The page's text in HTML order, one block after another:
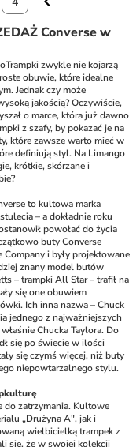
Converse w
Trampki zwykle nie kojarzą
obuwie, które idealne
Jednak czy może
jakością? Oczywiście,
o marce, która już dawno
z szafy, by pokazać je na
które zawsze warto mieć w
definiują styl. Na Limango
krótkie, skórzane i
to kultowa marka
– a dokładnie roku
powołać do życia
buty Converse
Company i były projektowane
znany model butów
– trampki All Star – trafił na
się one obuwiem
Ich inna nazwa – Chuck
jednego z najważniejszych
Chucka Taylora. Do
się po świecie w ilości
się czymś więcej, niż buty
niepowtarzalnego stylu.
do zatrzymania. Kultowe
„Drużyna A", jak i
wielbicielką trampek z
się, że w swojej kolekcji